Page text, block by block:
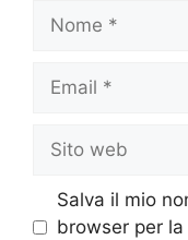
Nome
Email
Sito
web
Salva il mio
browser per